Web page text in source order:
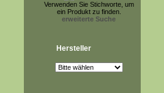
Verwenden Sie Stichworte, um
ein Produkt zu finden.
erweiterte Suche
Hersteller